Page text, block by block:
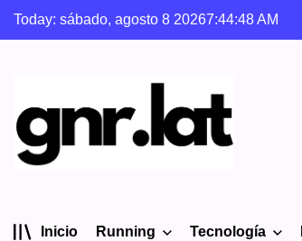
Today: sábado, agosto 8 20267:44:49AM
Inicio Running Tecnología